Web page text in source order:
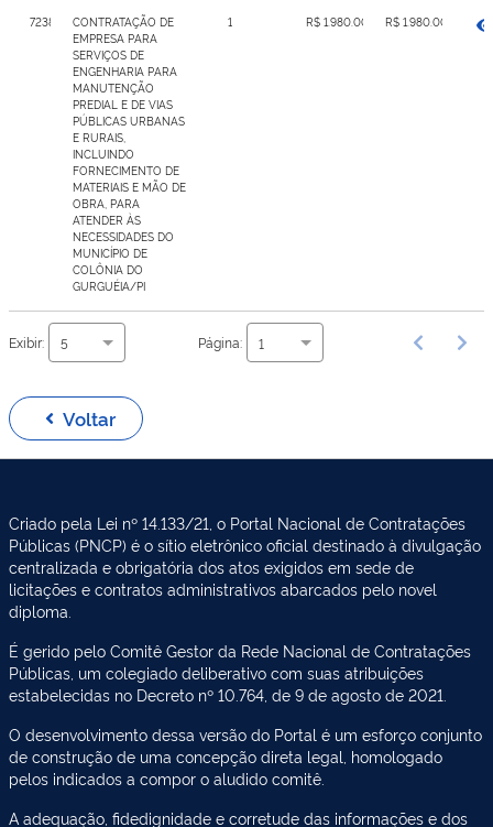
7238468CONTRATAÇÃO DE
EMPRESA PARA
SERVIÇOS DE
ENGENHARIA PARA
MANUTENÇÃO
PREDIAL E DE VIAS
PÚBLICAS URBANAS
E RURAIS,
INCLUINDO
FORNECIMENTO DE
MATERIAIS E MÃO DE
OBRA, PARA
ATENDER ÀS
NECESSIDADES DO
MUNICÍPIO DE
COLÔNIA DO
GURGUÉIA/PI
1 R$ 1.980.000,10R$ 1.980.000,10
Exibir: 5 Página: 1
Voltar
Criado pela Lei nº 14.133/21, o Portal Nacional de Contratações
Públicas (PNCP) é o sítio eletrônico oficial destinado à divulgação
centralizada e obrigatória dos atos exigidos em sede de
licitações e contratos administrativos abarcados pelo novel
diploma.
É gerido pelo Comitê Gestor da Rede Nacional de Contratações
Públicas, um colegiado deliberativo com suas atribuições
estabelecidas no Decreto nº 10.764, de 9 de agosto de 2021.
O desenvolvimento dessa versão do Portal é um esforço conjunto
de construção de uma concepção direta legal, homologado
pelos indicados a compor o aludido comitê.
A adequação, fidedignidade e corretude das informações e dos